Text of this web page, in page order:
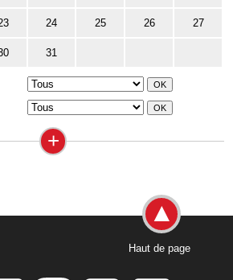
24 25 26 27
31
+
Haut de page